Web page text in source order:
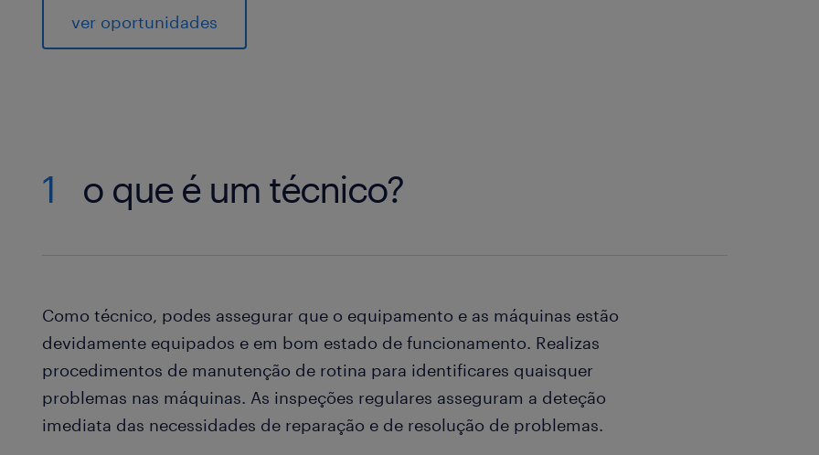
ver oportunidades
1 o que é um técnico?
Como técnico, podes assegurar que o equipamento e as máquinas estão
devidamente equipados e em bom estado de funcionamento. Realizas
procedimentos de manutenção de rotina para identificares quaisquer
problemas nas máquinas. As inspeções regulares asseguram a deteção
imediata das necessidades de reparação e de resolução de problemas.